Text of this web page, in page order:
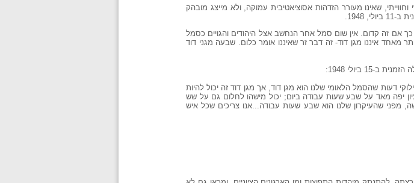
שאינו מעורר הזדהות אסוציאטיבית עמוקה, ולא מייצג מובהק
1948.
אם זה קדום. אין שום סמל אחר הנחשב אצל היהודים והגויים כסמל
מאחד איננו מגן דוד- זה דבר זר שאיננו אומר כלום. שבעה מגני דוד
ביולי 1948:
דעות שהסמל הלאומי שלנו הוא מגן דוד, אך מגן דוד זה יכול להיות
יפה מאד על שבע שעות עבודה ביום; יכול מישהו לחלום גם על שש
מפני שהעיקרון שלנו הוא שבע שעות עבודה...אנו צריכים שכל איש